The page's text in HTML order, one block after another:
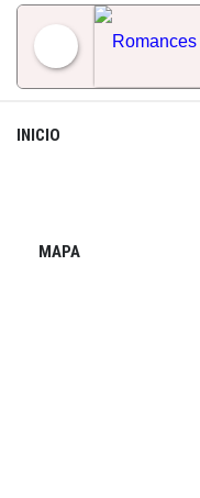
INICIO
MAPA